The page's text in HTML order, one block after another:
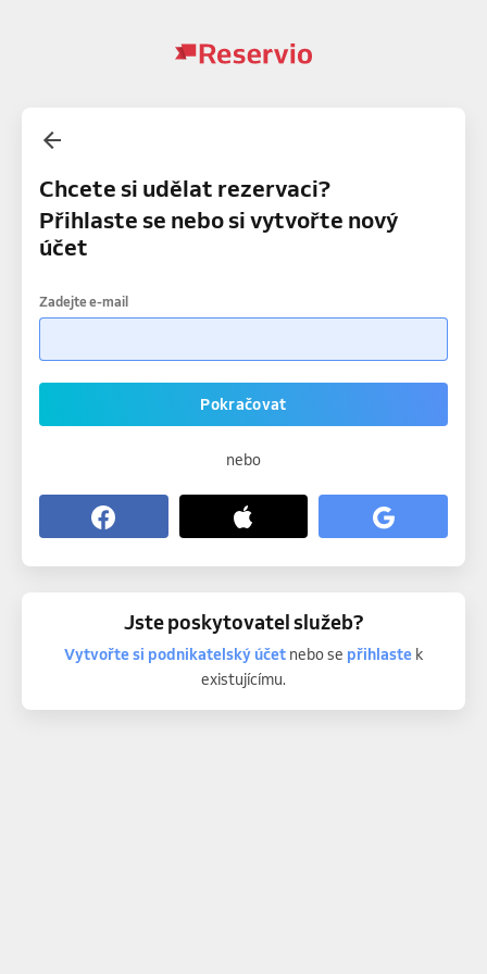
Chcete si udělat rezervaci?
Přihlaste se nebo si vytvořte nový
účet
Zadejte e-mail
Pokračovat
nebo
Jste poskytovatel služeb?
Vytvořte si podnikatelský účetnebo se přihlastek
existujícímu.